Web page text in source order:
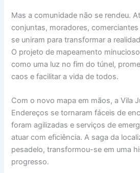
Mas a comunidade não se rendeu.
conjuntas, moradores,
se uniram para transformar a
O projeto de mapeamento
como uma luz no fim do túnel,
caos e facilitar a vida de todos.
Com o novo mapa em mãos, a Vila
Endereços se tornaram fáceis de
foram agilizadas e serviços de
atuar com eficiência. A saga da
pesadelo, transformou-se em uma
progresso.